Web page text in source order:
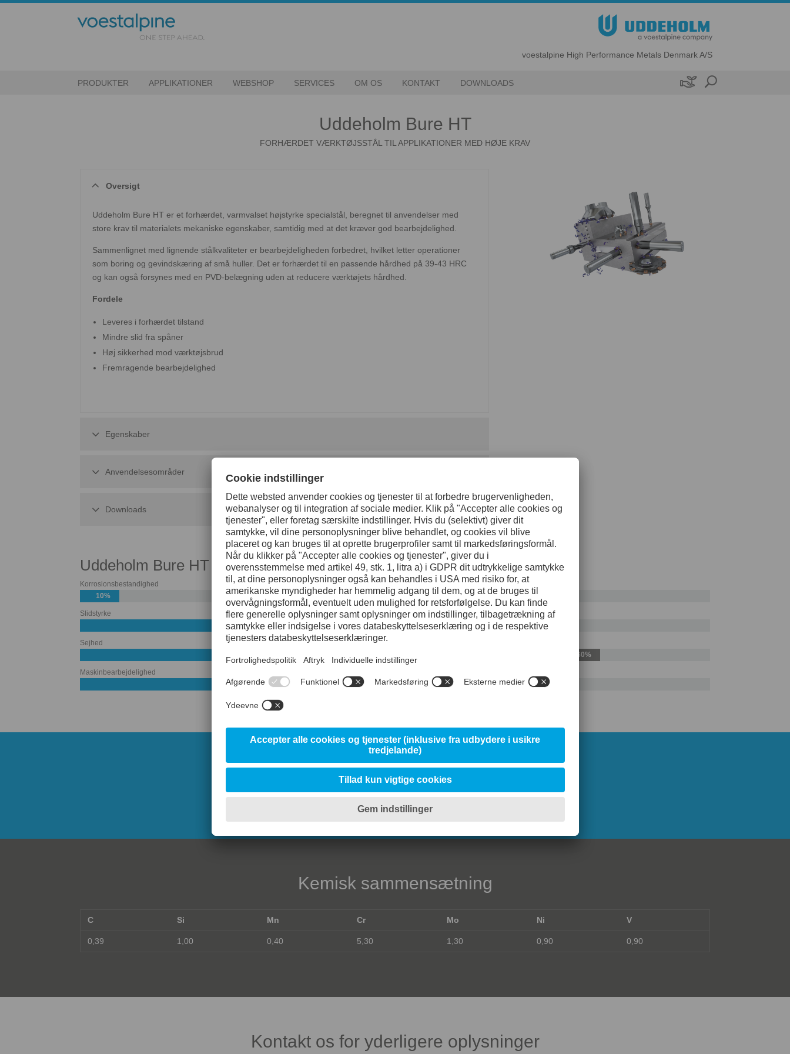
voestalpine High Performance Metals Denmark A/S
PRODUKTER APPLIKATIONER WEBSHOP SERVICES OM OS KONTAKT DOWNLOADS 
Uddeholm Bure HT
FORHÆRDET VÆRKTØJSSTÅL TIL APPLIKATIONER MED HØJE KRAV
Oversigt
Uddeholm Bure HT er et forhærdet, varmvalset højstyrke specialstål, beregnet til anvendelser med
store krav til materialets mekaniske egenskaber, samtidig med at det kræver god bearbejdelighed.
Sammenlignet med lignende stålkvaliteter er bearbejdeligheden forbedret, hvilket letter operationer
som boring og gevindskæring af små huller. Det er forhærdet til en passende hårdhed på 39-43 HRC
og kan også forsynes med en PVD-belægning uden at reducere værktøjets hårdhed.
Fordele
Leveres i forhærdet tilstand
Mindre slid fra spåner
Høj sikkerhed mod værktøjsbrud
Fremragende bearbejdelighed
Egenskaber
Anvendelsesområder
Downloads
Uddeholm Bure HT
Korrosionsbestandighed
10%
Slidstyrke
50%
Sejhed
Maskinbearbejdelighed
80%
Referencestål AISI H13
Korrosionsbestandighed
10%
Slidstyrke
50%
60%
50%
Vælg dimension
Kemisk sammensætning
C Si Mn Cr Mo Ni V
0,39 1,00 0,40 5,30 1,30 0,90 0,90
Kontakt os for yderligere oplysninger